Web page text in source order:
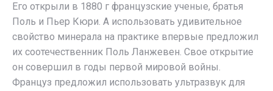
Его открыли в 1880 г французские ученые, братья
Поль и Пьер Кюри. А использовать удивительное
свойство минерала на практике впервые предложил
их соотечественник Поль Ланжевен. Свое открытие
он совершил в годы первой мировой войны.
Француз предложил использовать ультразвук для